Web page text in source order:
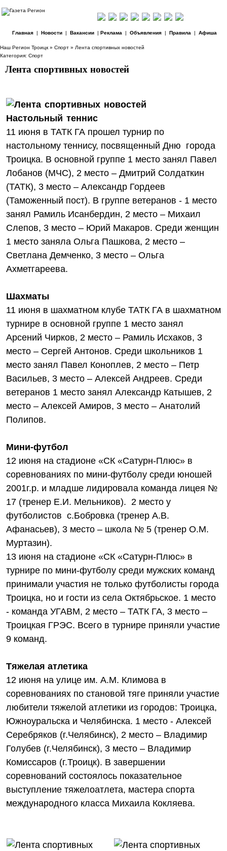
Главная| Новости| Вакансии| Реклама | Объявления| Правила | Афиша
Наш Регион Троицк » Спорт » Лента спортивных новостей
Категория: Спорт
Лента спортивных новостей
Настольный теннис
11 июня в ТАТК ГА прошел турнир по
настольному теннису, посвященный Дню города
Троицка. В основной группе 1 место занял Павел
Лобанов (МЧС), 2 место – Дмитрий Солдаткин
(ТАТК), 3 место – Александр Гордеев
(Таможенный пост). В группе ветеранов - 1 место
занял Рамиль Исанбердин, 2 место – Михаил
Слепов, 3 место – Юрий Макаров. Среди женщин
1 место заняла Ольга Пашкова, 2 место –
Светлана Демченко, 3 место – Ольга
Ахметгареева.
Шахматы
11 июня в шахматном клубе ТАТК ГА в шахматном
турнире в основной группе 1 место занял
Арсений Чирков, 2 место – Рамиль Исхаков, 3
место – Сергей Антонов. Среди школьников 1
место занял Павел Коноплев, 2 место – Петр
Васильев, 3 место – Алексей Андреев. Среди
ветеранов 1 место занял Александр Катышев, 2
место – Алексей Амиров, 3 место – Анатолий
Полипов.
Мини-футбол
12 июня на стадионе «СК «Сатурн-Плюс» в
соревнованиях по мини-футболу среди юношей
2001г.р. и младше лидировала команда лицея №
17 (тренер Е.И. Мельников). 2 место у
футболистов с.Бобровка (тренер А.В.
Афанасьев), 3 место – школа № 5 (тренер О.М.
Муртазин).
13 июня на стадионе «СК «Сатурн-Плюс» в
турнире по мини-футболу среди мужских команд
принимали участия не только футболисты города
Троицка, но и гости из села Октябрьское. 1 место
- команда УГАВМ, 2 место – ТАТК ГА, 3 место –
Троицкая ГРЭС. Всего в турнире приняли участие
9 команд.
Тяжелая атлетика
12 июня на улице им. А.М. Климова в
соревнованиях по становой тяге приняли участие
любители тяжелой атлетики из городов: Троицка,
Южноуральска и Челябинска. 1 место - Алексей
Серебряков (г.Челябинск), 2 место – Владимир
Голубев (г.Челябинск), 3 место – Владимир
Комиссаров (г.Троицк). В завершении
соревнований состоялось показательное
выступление тяжелоатлета, мастера спорта
международного класса Михаила Кокляева.